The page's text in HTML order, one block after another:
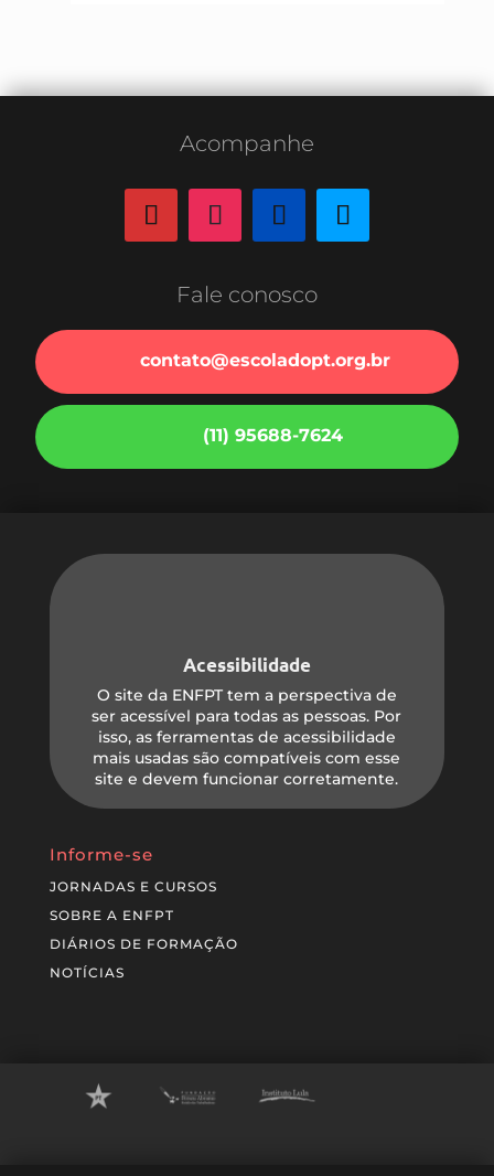
Acompanhe
Fale conosco
contato@escoladopt.org.br
(11) 95688-7624
Acessibilidade
O site da ENFPT tem a perspectiva de
ser acessível para todas as pessoas. Por
isso, as ferramentas de acessibilidade
mais usadas são compatíveis com esse
site e devem funcionar corretamente.
Informe-se
JORNADAS E CURSOS
SOBRE A ENFPT
DIÁRIOS DE FORMAÇÃO
NOTÍCIAS